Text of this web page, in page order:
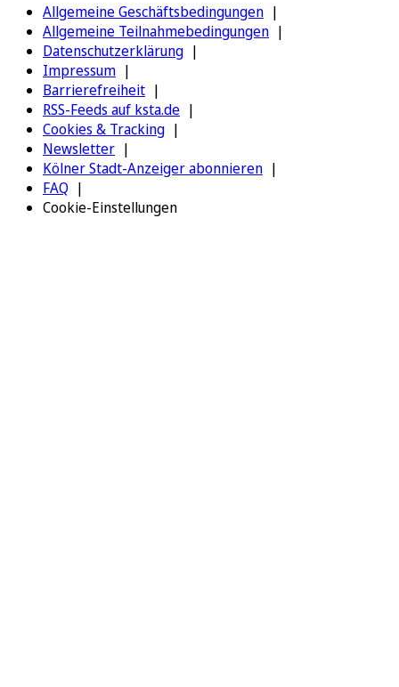
Allgemeine Geschäftsbedingungen
Allgemeine Teilnahmebedingungen
Datenschutzerklärung
Impressum
Barrierefreiheit
RSS-Feeds auf ksta.de
Cookies & Tracking
Newsletter
Kölner Stadt-Anzeiger abonnieren
FAQ
Cookie-Einstellungen